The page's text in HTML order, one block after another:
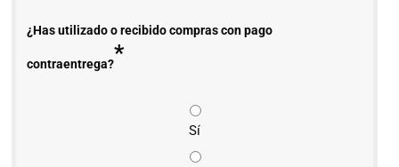
¿Has utilizado o recibido compras con pago
contraentrega?*
Sí